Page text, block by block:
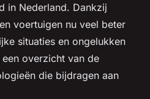
in Nederland. Dankzij
voertuigen nu veel beter
situaties en ongelukken
overzicht van de
die bijdragen aan